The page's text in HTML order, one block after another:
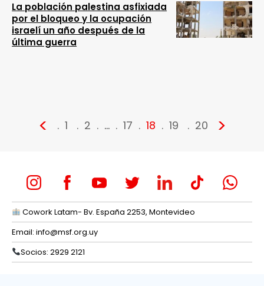
La población palestina asfixiada
por el bloqueo y la ocupación
israelí un año después de la
última guerra
< 1 2 … 17 18 19 20 >
Cowork Latam- Bv. España 2253, Montevideo
Email: info@msf.org.uy
Socios: 2929 2121